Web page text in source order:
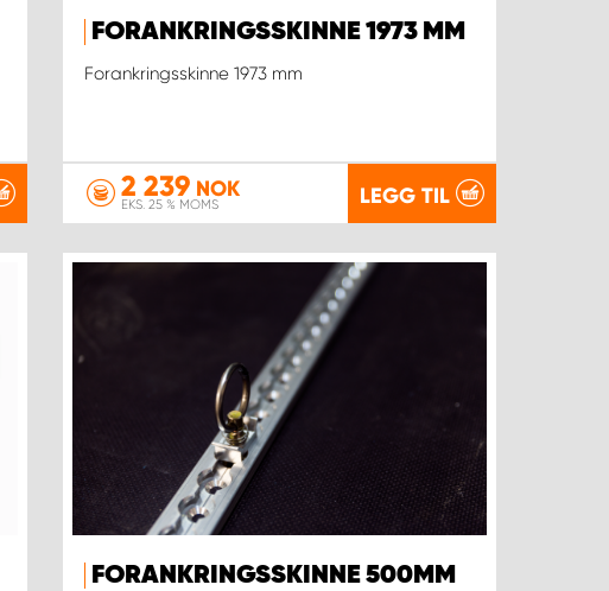
FORANKRINGSSKINNE 1973 MM
Forankringsskinne 1973 mm
2 239 NOK
EKS. 25 % MOMS LEGG TIL
FORANKRINGSSKINNE 500MM